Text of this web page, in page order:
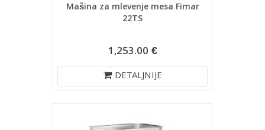
Mašina za mlevenje mesa Fimar
22TS
1,253.00 €
DETALJNIJE